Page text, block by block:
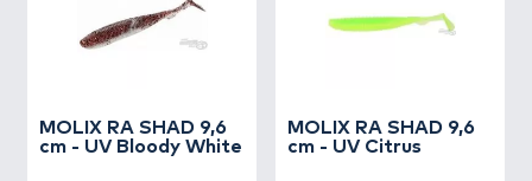
MOLIX RA SHAD 9,6
cm - UV Bloody White
MOLIX RA SHAD 9,6
cm - UV Citrus